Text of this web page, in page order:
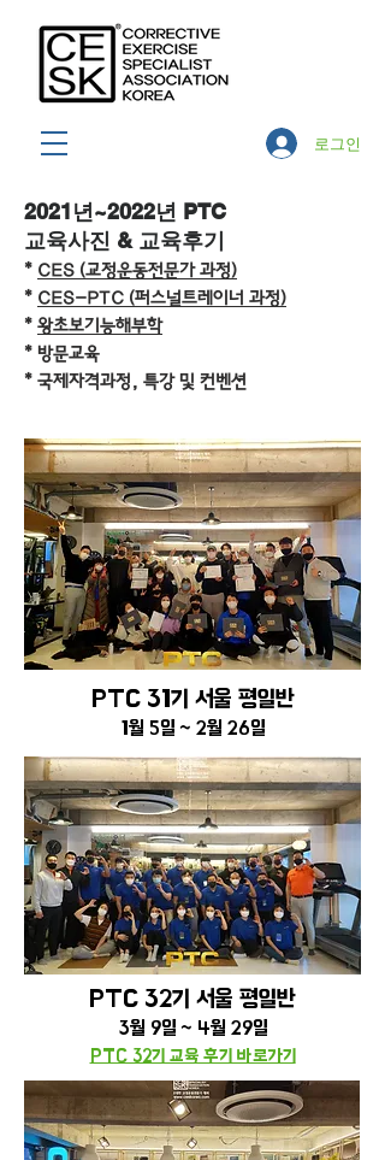
로그인
2021년~2022년 PTC
교육사진 & 교육후기
* CES (교정운동전문가 과정)
* CES-PTC (퍼스널트레 이너 과정)
* 왕초보기능해부학
* 방문교육
​* 국제자격과정, 특강 및 컨벤션
PTC 31기 서울 평일반
1월 5일 ~ 2월 26일
PTC 32기 서울 평일반
3월 9일 ~ 4월 29일
PTC 32기 교육 후기 바로가기